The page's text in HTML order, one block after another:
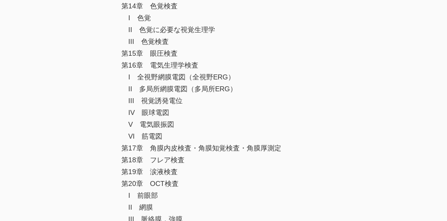
第14章 色覚検査
I 色覚
II 色覚に必要な視覚生理学
III 色覚検査
第15章 眼圧検査
第16章 電気生理学検査
I 全視野網膜電図（全視野ERG）
II 多局所網膜電図（多局所ERG）
III 視覚誘発電位
IV 眼球電図
V 電気眼振図
VI 筋電図
第17章 角膜内皮検査・角膜知覚検査・角膜厚測定
第18章 フレア検査
第19章 涙液検査
第20章 OCT検査
I 前眼部
II 網膜
III 脈絡膜，強膜